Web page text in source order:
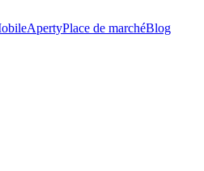
ApertyPlace de marchéBlog